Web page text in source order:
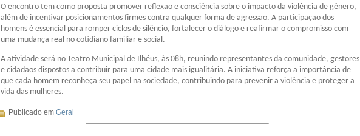
O encontro tem como proposta promover reflexão e consciência sobre o impacto da violência de gênero,
além de incentivar posicionamentos firmes contra qualquer forma de agressão. A participação dos
homens é essencial para romper ciclos de silêncio, fortalecer o diálogo e reafirmar o compromisso com
uma mudança real no cotidiano familiar e social.
A atividade será no Teatro Municipal de Ilhéus, às 08h, reunindo representantes da comunidade, gestores
e cidadãos dispostos a contribuir para uma cidade mais igualitária. A iniciativa reforça a importância de
que cada homem reconheça seu papel na sociedade, contribuindo para prevenir a violência e proteger a
vida das mulheres.
Publicado em Geral